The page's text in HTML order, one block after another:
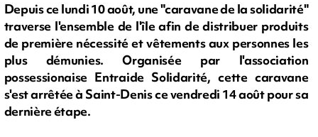
Depuis ce lundi 10 août, une "caravane de la solidarité"
traverse l'ensemble de l'île afin de distribuer produits
de première nécessité et vêtements aux personnes les
plus démunies. Organisée par l'association
possessionaise Entraide Solidarité, cette caravane
s'est arrêtée à Saint-Denis ce vendredi 14 août pour sa
dernière étape.